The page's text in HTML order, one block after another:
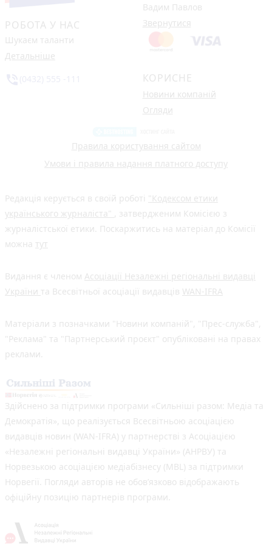
РОБОТА У НАС
Шукаєм таланти
Детальніше
Вадим Павлов
Звернутися
КОРИСНЕ
Новини компаній
Огляди
Правила користування сайтом
Умови і правила надання платного доступу
Редакція керується в своїй роботі "Кодексом етики
українського журналіста" , затвердженим Комісією з
журналістської етики. Поскаржитись на матеріал до Комісії
можна тут
Видання є членом Асоціації Незалежні регіональні видавці
України та Всесвітньої асоціації видавців WAN-IFRA
Матеріали з позначками "Новини компаній", "Прес-служба",
"Реклама" та "Партнерський проєкт" опубліковані на правах
реклами.
Здійснено за підтримки програми «Сильніші разом: Медіа та
Демократія», що реалізується Всесвітньою асоціацією
видавців новин (WAN-IFRA) у партнерстві з Асоціацією
«Незалежні регіональні видавці України» (АНРВУ) та
Норвезькою асоціацією медіабізнесу (MBL) за підтримки
Норвегії. Погляди авторів не обов’язково відображають
офіційну позицію партнерів програми.